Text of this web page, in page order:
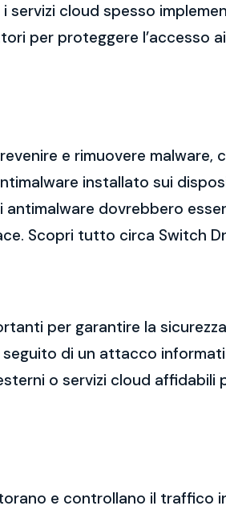
cloud spesso
per proteggere l’accesso
e rimuovere malware,
installato sui
dovrebbero
Scopri tutto circa Switch
per garantire la
di un attacco
o servizi cloud affidabili
e controllano il traffico